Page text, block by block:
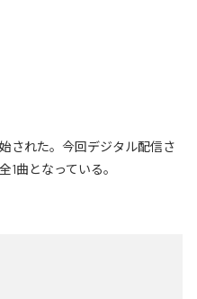
された。今回デジタル配信さ
1曲となっている。